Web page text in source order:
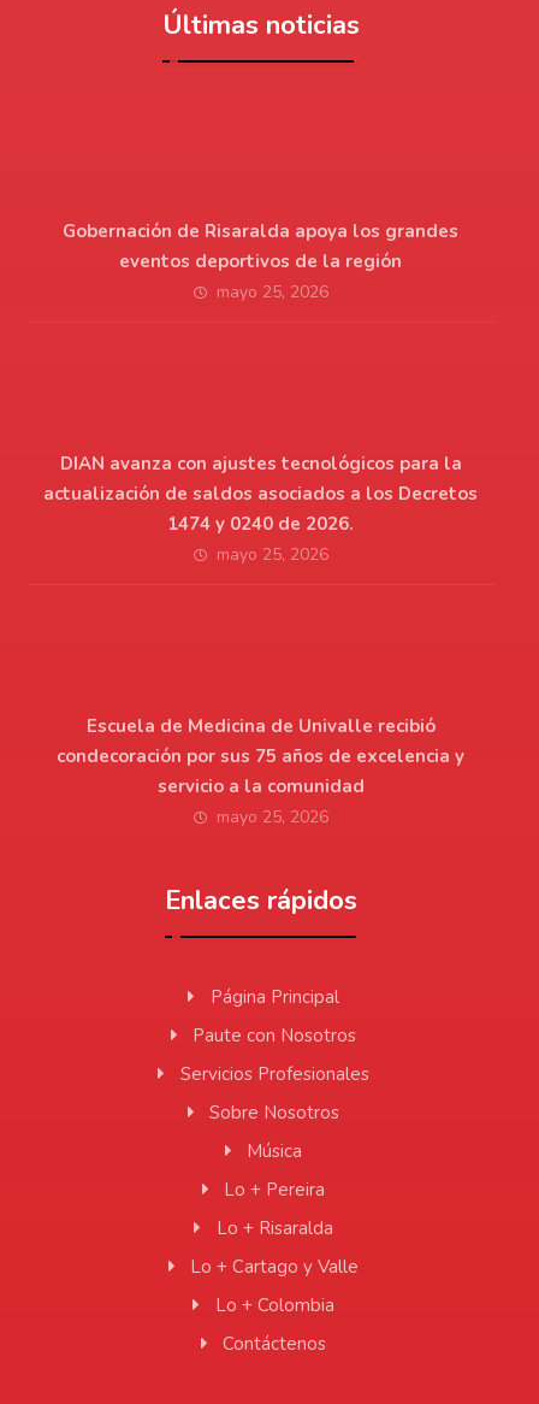
Últimas noticias
Gobernación de Risaralda apoya los grandes
eventos deportivos de la región
mayo 25, 2026
DIAN avanza con ajustes tecnológicos para la
actualización de saldos asociados a los Decretos
1474 y 0240 de 2026.
mayo 25, 2026
Escuela de Medicina de Univalle recibió
condecoración por sus 75 años de excelencia y
servicio a la comunidad
mayo 25, 2026
Enlaces rápidos
Página Principal
Paute con Nosotros
Servicios Profesionales
Sobre Nosotros
Música
Lo + Pereira
Lo + Risaralda
Lo + Cartago y Valle
Lo + Colombia
Contáctenos